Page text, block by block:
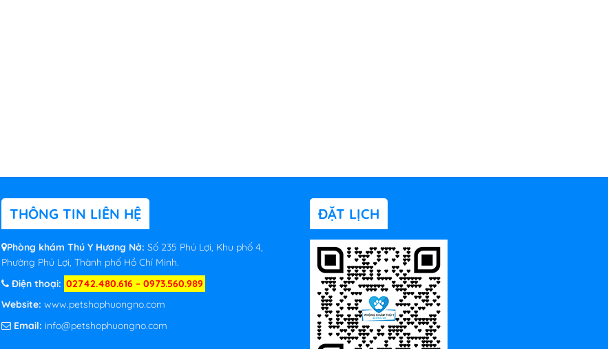
THÔNG TIN LIÊN HỆ
Phòng khám Thú Y Hương Nở: Số 235 Phú Lợi, Khu phố 4,
Phường Phú Lợi, Thành phố Hồ Chí Minh.
Điện thoại: 02742.480.616 – 0973.560.989
Website: www.petshophuongno.com
Email: info@petshophuongno.com
ĐẶT LỊCH